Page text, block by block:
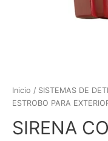
Inicio / SISTEMAS DE
ESTROBO PARA
SIRENA